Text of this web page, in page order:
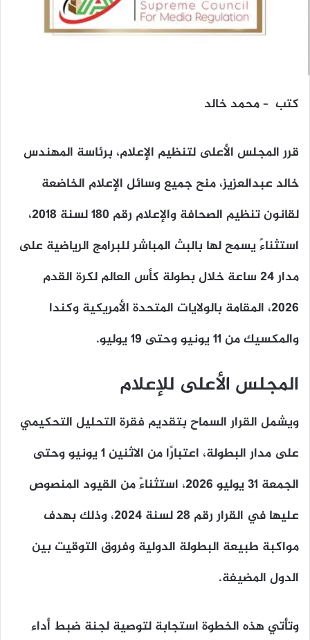
كتب – محمد خالد
قرر المجلس الأعلى لتنظيم الإعلام، برئاسة المهندس
خالد عبدالعزيز، منح جميع وسائل الإعلام الخاضعة
لقانون تنظيم الصحافة والإعلام رقم 180 لسنة 2018،
استثناءً يسمح لها بالبث المباشر للبرامج الرياضية على
مدار 24 ساعة خلال بطولة كأس العالم لكرة القدم
2026، المقامة بالولايات المتحدة الأمريكية وكندا
والمكسيك من 11 يونيو وحتى 19 يوليو.
المجلس الأعلى للإعلام
ويشمل القرار السماح بتقديم فقرة التحليل التحكيمي
على مدار البطولة، اعتبارًا من الاثنين 1 يونيو وحتى
الجمعة 31 يوليو 2026، استثناءً من القيود المنصوص
عليها في القرار رقم 28 لسنة 2024، وذلك بهدف
مواكبة طبيعة البطولة الدولية وفروق التوقيت بين
الدول المضيفة.
وتأتي هذه الخطوة استجابة لتوصية لجنة ضبط أداء